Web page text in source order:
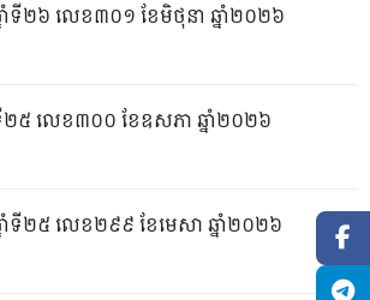
នាំទី២៦ លេខ៣០១ ខែមិថុនា ឆ្នាំ២០២៦
ទី២៥ លេខ៣០០ ខែឧសភា ឆ្នាំ២០២៦
នាំទី២៥ លេខ២៩៩ ខែមេសា ឆ្នាំ២០២៦